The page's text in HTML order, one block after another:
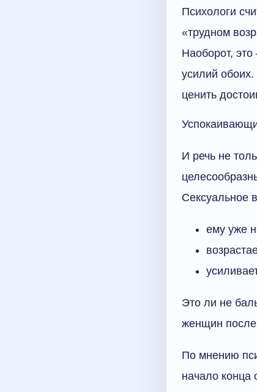
Психологи
«трудном
Наоборот, это
усилий обоих.
ценить
И речь не
Сексуальное
ему уже
Это ли не
женщин
По мнению
начало конца